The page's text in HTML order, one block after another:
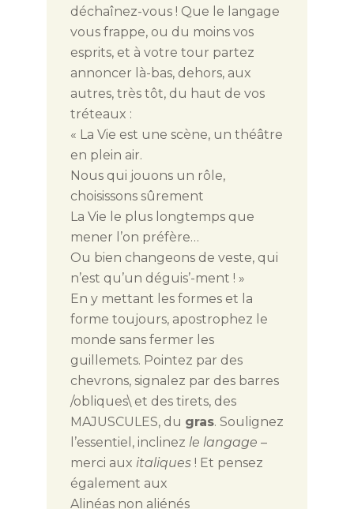
déchaînez-vous ! Que le langage
vous frappe, ou du moins vos
esprits, et à votre tour partez
annoncer là-bas, dehors, aux
autres, très tôt, du haut de vos
tréteaux :
« La Vie est une scène, un théâtre
en plein air.
Nous qui jouons un rôle,
choisissons sûrement
La Vie le plus longtemps que
mener l’on préfère…
Ou bien changeons de veste, qui
n’est qu’un déguis’-ment ! »
En y mettant les formes et la
forme toujours, apostrophez le
monde sans fermer les
guillemets. Pointez par des
chevrons, signalez par des barres
/obliques\ et des tirets, des
MAJUSCULES, du gras. Soulignez
l’essentiel, inclinez le langage –
merci aux italiques ! Et pensez
également aux
Alinéas non aliénés